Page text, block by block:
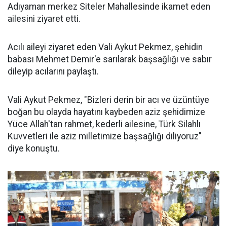
Adıyaman merkez Siteler Mahallesinde ikamet eden
ailesini ziyaret etti.
Acılı aileyi ziyaret eden Vali Aykut Pekmez, şehidin
babası Mehmet Demir'e sarılarak başsağlığı ve sabır
dileyip acılarını paylaştı.
Vali Aykut Pekmez, "Bizleri derin bir acı ve üzüntüye
boğan bu olayda hayatını kaybeden aziz şehidimize
Yüce Allah'tan rahmet, kederli ailesine, Türk Silahlı
Kuvvetleri ile aziz milletimize başsağlığı diliyoruz"
diye konuştu.